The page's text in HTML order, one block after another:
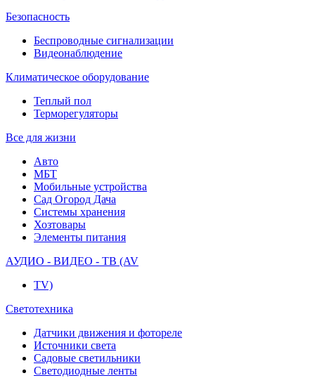
Безопасность
Беспроводные сигнализации
Видеонаблюдение
Климатическое оборудование
Теплый пол
Терморегуляторы
Все для жизни
Авто
МБТ
Мобильные устройства
Сад Огород Дача
Системы хранения
Хозтовары
Элементы питания
АУДИО - ВИДЕО - ТВ (AV
TV)
Светотехника
Датчики движения и фотореле
Источники света
Садовые светильники
Светодиодные ленты